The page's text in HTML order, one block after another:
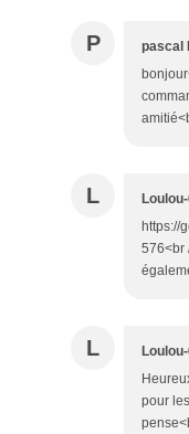
P pascal
L
https://
576<br
L
pour